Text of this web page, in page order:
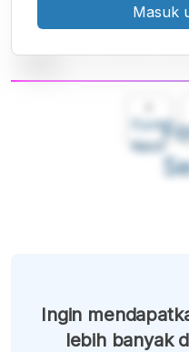
Font
Kecil
Masuk
Ingin
lebih banyak